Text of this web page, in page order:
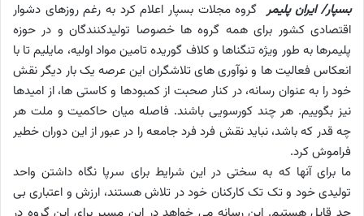
بسپار/ ایران پلیمر گروه مجلات بسپار اعلام کرد به رغم روزهای دشوار
اقتصادی کشور برای همه گروه ها خصوصا تولیدکنندگان و در حوزه
پلیمرها به طور ویژه تنگناها و کلاف گوریده تامین مواد اولیه، مایلیم تا با
انعکاس فعالیت ها و نوآوری های تلاشگران این عرصه یک بار دیگر نقش
خود را به عنوان رسانه، در کنار صحبت از کمبودها و کاستی ها، از امیدها
نیز بگوییم. هر چند کورسویی باشند. فاصله میان حاکمیت و ملت هر
چه قدر که باشد، نباید نقش فرد فرد جامعه را در عبور از این دوران خطیر
فراموش کرد.
ما برای آنها که به سختی در این شرایط برای سرپا نگاه داشتن واحد
تولیدی خود و تک تک کارکنان خود در تلاش هستند، ارزش و اعتباری بی